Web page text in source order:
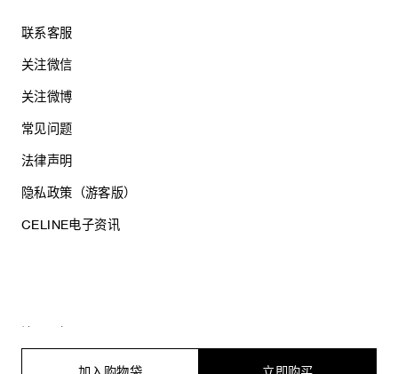
联系客服
关注微信
关注微博
常见问题
法律声明
隐私政策（游客版）
CELINE电子资讯
思琳商贸（上海）有限公司
沪公网安备 31010602005569